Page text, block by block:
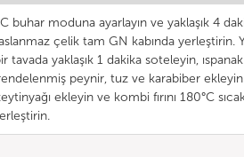
buhar moduna ayarlayın ve yaklaşık 4
çelik tam GN kabında yerleştirin.
tavada yaklaşık 1 dakika soteleyin,
peynir, tuz ve karabiber
ekleyin ve kombi fırını 180°C